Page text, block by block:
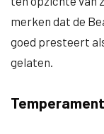
merken dat de
goed presteert
gelaten.